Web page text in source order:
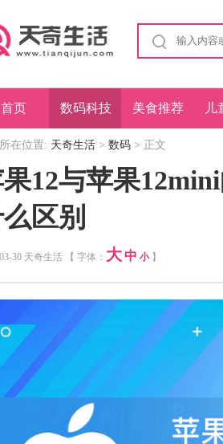
首页 数码科技 美食推荐 儿
在位置: 天奇生活 > 数码 > 正文
12与苹果
区别
30 天奇生活 【 字体： 大 中 小】